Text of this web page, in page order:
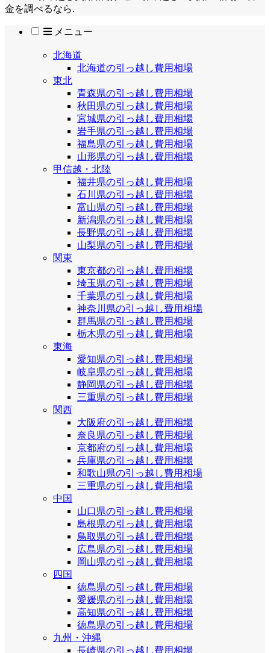
金を調べるなら.
メニュー
北海道
北海道の引っ越し費用相場
東北
青森県の引っ越し費用相場
秋田県の引っ越し費用相場
宮城県の引っ越し費用相場
岩手県の引っ越し費用相場
福島県の引っ越し費用相場
山形県の引っ越し費用相場
甲信越・北陸
福井県の引っ越し費用相場
石川県の引っ越し費用相場
富山県の引っ越し費用相場
新潟県の引っ越し費用相場
長野県の引っ越し費用相場
山梨県の引っ越し費用相場
関東
東京都の引っ越し費用相場
埼玉県の引っ越し費用相場
千葉県の引っ越し費用相場
神奈川県の引っ越し費用相場
群馬県の引っ越し費用相場
栃木県の引っ越し費用相場
東海
愛知県の引っ越し費用相場
岐阜県の引っ越し費用相場
静岡県の引っ越し費用相場
三重県の引っ越し費用相場
関西
大阪府の引っ越し費用相場
奈良県の引っ越し費用相場
京都府の引っ越し費用相場
兵庫県の引っ越し費用相場
和歌山県の引っ越し費用相場
三重県の引っ越し費用相場
中国
山口県の引っ越し費用相場
島根県の引っ越し費用相場
鳥取県の引っ越し費用相場
広島県の引っ越し費用相場
岡山県の引っ越し費用相場
四国
徳島県の引っ越し費用相場
愛媛県の引っ越し費用相場
高知県の引っ越し費用相場
徳島県の引っ越し費用相場
九州・沖縄
長崎県の引っ越し費用相場